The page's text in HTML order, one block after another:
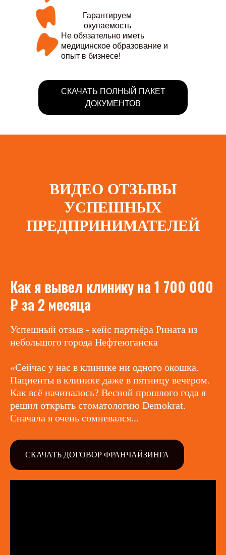
Гарантируем
окупаемость
Не обязательно иметь
медицинское образование и
опыт в бизнесе!
СКАЧАТЬ ПОЛНЫЙ ПАКЕТ
ДОКУМЕНТОВ
ВИДЕО ОТЗЫВЫ
УСПЕШНЫХ
ПРЕДПРИНИМАТЕЛЕЙ
Как я вывел клинику на 1 700 000
₽ за 2 месяца
Успешный отзыв - кейс партнёра Рината из
небольшого города Нефтеюганска
«Сейчас у нас в клинике ни одного окошка.
Пациенты в клинике даже в пятницу вечером.
Как всё начиналось? Весной прошлого года я
решил открыть стоматологию Demokrat.
Сначала я очень сомневался...
СКАЧАТЬ ДОГОВОР ФРАНЧАЙЗИНГА